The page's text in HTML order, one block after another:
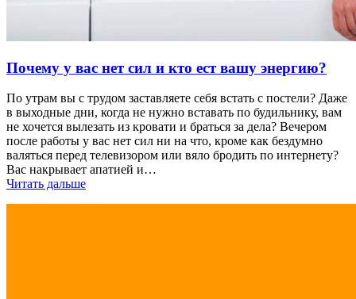
Почему у вас нет сил и кто ест вашу энергию?
По утрам вы с трудом заставляете себя встать с постели? Даже
в выходные дни, когда не нужно вставать по будильнику, вам
не хочется вылезать из кровати и браться за дела? Вечером
после работы у вас нет сил ни на что, кроме как бездумно
валяться перед телевизором или вяло бродить по интернету?
Вас накрывает апатией и…
Читать дальше